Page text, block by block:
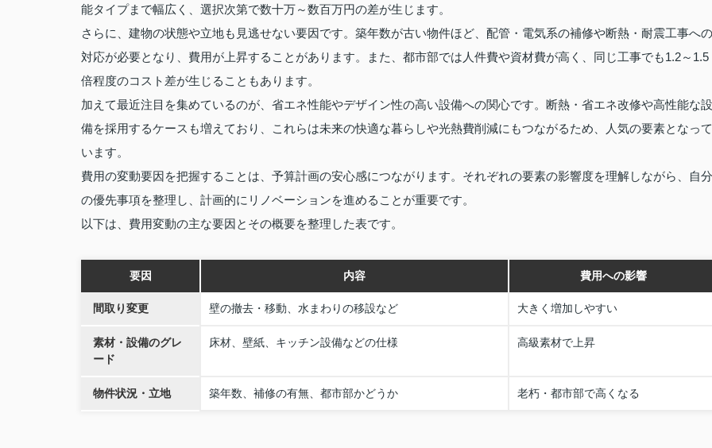
能タイプまで幅広く、選択次第で数十万～数百万円の差が生じます。
さらに、建物の状態や立地も見逃せない要因です。築年数が古い物件ほど、配管・電気系の補修や断熱・耐震工事への
対応が必要となり、費用が上昇することがあります。また、都市部では人件費や資材費が高く、同じ工事でも1.2～1.5
倍程度のコスト差が生じることもあります。
加えて最近注目を集めているのが、省エネ性能やデザイン性の高い設備への関心です。断熱・省エネ改修や高性能な設
備を採用するケースも増えており、これらは未来の快適な暮らしや光熱費削減にもつながるため、人気の要素となって
います。
費用の変動要因を把握することは、予算計画の安心感につながります。それぞれの要素の影響度を理解しながら、自分
の優先事項を整理し、計画的にリノベーションを進めることが重要です。
以下は、費用変動の主な要因とその概要を整理した表です。
要因 内容 費用への影響
間取り変更 壁の撤去・移動、水まわりの移設など 大きく増加しやすい
素材・設備のグレ
ード
床材、壁紙、キッチン設備などの仕様 高級素材で上昇
物件状況・立地 築年数、補修の有無、都市部かどうか 老朽・都市部で高くなる